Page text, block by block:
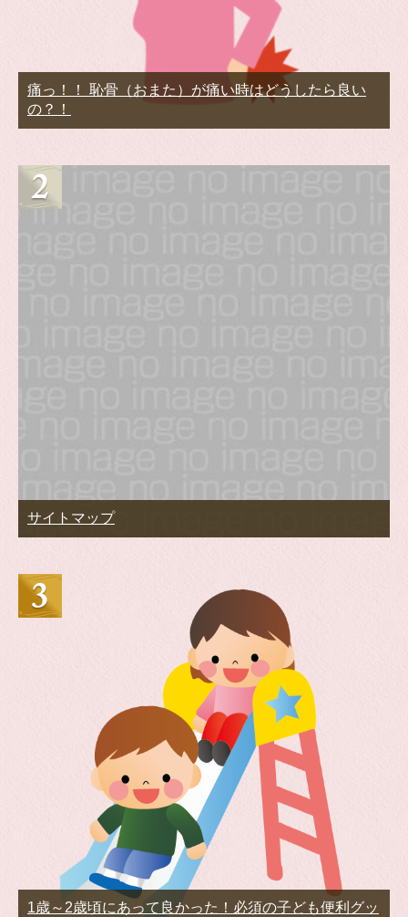
痛っ！！ 恥骨（おまた）が痛い時はどうしたら良い
の？！
サイトマップ
1歳～2歳頃にあって良かった！必須の子ども便利グッ